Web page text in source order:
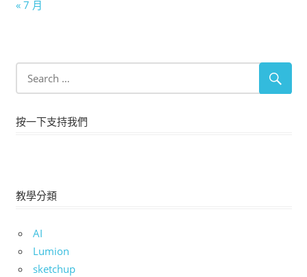
« 7 月
按一下支持我們
教學分類
AI
Lumion
sketchup